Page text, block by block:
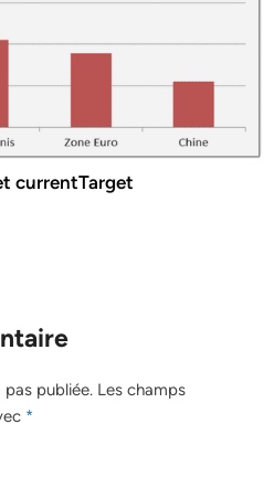
currentTarget
publiée. Les champs
*